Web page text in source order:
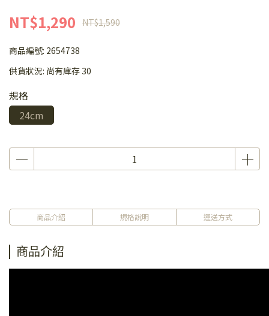
NT$1,290 NT$1,590
商品編號: 2654738
供貨狀況: 尚有庫存 30
規格
24cm
商品介紹 規格說明 運送方式
商品介紹